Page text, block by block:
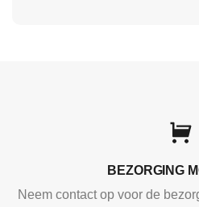
BEZORGING
Neem contact op voor de